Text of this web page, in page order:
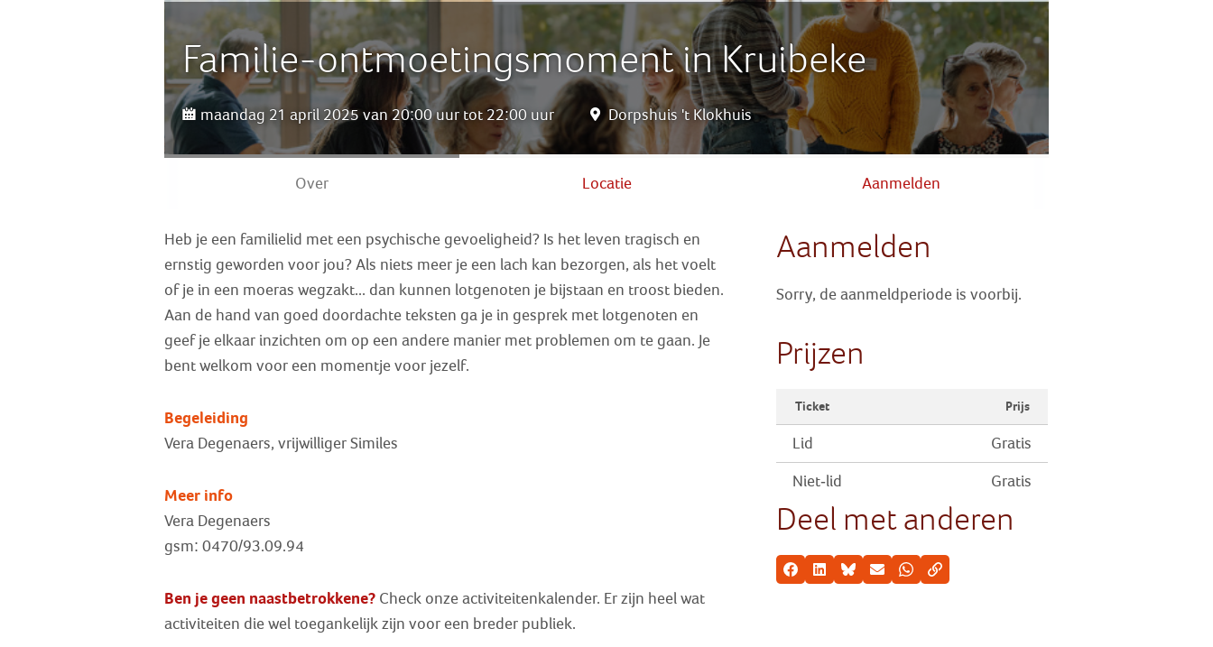
Familie-ontmoetingsmoment in Kruibeke
maandag 21 april 2025 van 20:00 uur tot 22:00 uur Dorpshuis 't Klokhuis
Over Locatie Aanmelden
Heb je een familielid met een psychische gevoeligheid? Is het leven tragisch en
ernstig geworden voor jou? Als niets meer je een lach kan bezorgen, als het voelt
of je in een moeras wegzakt... dan kunnen lotgenoten je bijstaan en troost bieden.
Aan de hand van goed doordachte teksten ga je in gesprek met lotgenoten en
geef je elkaar inzichten om op een andere manier met problemen om te gaan. Je
bent welkom voor een momentje voor jezelf.
Begeleiding
Vera Degenaers, vrijwilliger Similes
Meer info
Vera Degenaers
gsm: 0470/93.09.94
Ben je geen naastbetrokkene?Check onze activiteitenkalender. Er zijn heel wat
activiteiten die wel toegankelijk zijn voor een breder publiek.
Aanmelden
Sorry, de aanmeldperiode is voorbij.
Prijzen
Ticket Prijs
Lid Gratis
Niet-lid Gratis
Deel met anderen
Facebook
LinkedInBlueskyE-mailWhatsappKopieer link
Zoek
Inloggen